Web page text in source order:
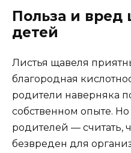
Польза и вред
детей
Листья щавеля
благородная
родители наверняка
собственном опыте.
родителей — считать,
безвреден для